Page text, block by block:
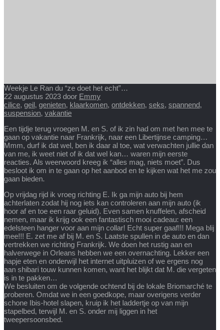
Weekje Le Ran du “ze doet het echt”…
22 augustus 2023 door Emmy
cilice, geil, genieten, klaarkomen, ontdekken, seks, spannend,
suspension, vakantie
Een tijdje terug vroegen M. en S. of ik zin had om met hen mee te
gaan op vakantie naar Frankrijk, naar een Libertijnse camping…
Mmm, durf ik dat wel, ben ik daar al toe, wat verwachten jullie dan
van me, ik weet niet of ik dat wel kan… waren mijn eerste
reacties. Als weerwoord kreeg ik “alles mag, niets moet”. Dus
besloot ik om in te gaan op het aanbod en te kijken wat het me zou
gaan bieden.
Op vrijdag rijd ik vroeg richting E. Ik ga mijn auto bij hem
achterlaten zodat hij nog iets kan controleren aan mijn auto (ik
hoor af en toe een raar geluid). Even samen knuffelen, afscheid
nemen, maar ik krijg ook een fantastisch mooi cadeau: een
edelsteen hanger voor aan mijn collar! Echt super gaaf!!! Mega blij
mee!!! E. zet me af bij M. en S. Laatste spullen in de auto en dan
vertrekken we richting Frankrijk. We doen het rustig aan en
halverwege in Orleans hebben we een overnachting. Lekker een
hapje eten en onderwijl het internet uitpluizen of we ergens nog
aan shibari touw kunnen komen, want het blijkt dat M. die vergeten
is in te pakken…
We besluiten om de volgende ochtend bij de lokale Briomarché te
proberen. Omdat we in een goedkope, maar overigens verder
schone Ibis-hotel slapen, kruip ik het laddertje op van mijn
stapelbed, terwijl M. en S. onder mij liggen in het
tweepersoonsbed.